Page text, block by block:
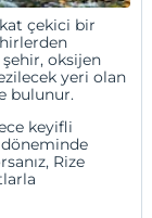
çekici bir
oksijen
yeri olan
bulunur.
keyifli
Rize